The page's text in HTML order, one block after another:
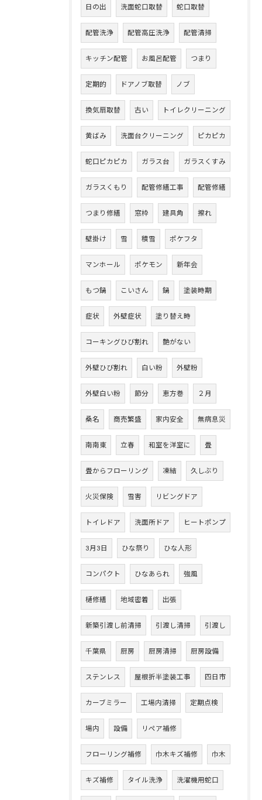
日の出 洗面蛇口取替 蛇口取替
配管洗浄 配管高圧洗浄 配管清掃
キッチン配管 お風呂配管 つまり
定期的 ドアノブ取替 ノブ
換気扇取替 古い トイレクリーニング
黄ばみ 洗面台クリーニング ピカピカ
蛇口ピカピカ ガラス台 ガラスくすみ
ガラスくもり 配管修繕工事 配管修繕
つまり修繕 窓枠 建具角 擦れ
壁掛け 雪 積雪 ポケフタ
マンホール ポケモン 新年会
もつ鍋 こいさん 鍋 塗装時期
症状 外壁症状 塗り替え時
コーキングひび割れ 艶がない
外壁ひび割れ 白い粉 外壁粉
外壁白い粉 節分 恵方巻 ２月
桑名 商売繁盛 家内安全 無病息災
南南東 立春 和室を洋室に 畳
畳からフローリング 凍結 久しぶり
火災保険 雪害 リビングドア
トイレドア 洗面所ドア ヒートポンプ
3月3日 ひな祭り ひな人形
コンパクト ひなあられ 強風
樋修繕 地域密着 出張
新築引渡し前清掃 引渡し清掃 引渡し
千葉県 厨房 厨房清掃 厨房設備
ステンレス 屋根折半塗装工事 四日市
カーブミラー 工場内清掃 定期点検
場内 設備 リペア補修
フローリング補修 巾木キズ補修 巾木
キズ補修 タイル洗浄 洗濯機用蛇口